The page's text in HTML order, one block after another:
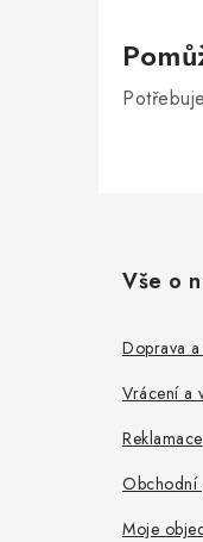
Vše o
Doprava
Vrácení a
Reklamace
Obchodní
Moje